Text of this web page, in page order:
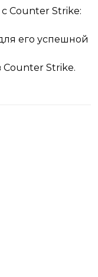
с Counter Strike:
его успешной
Counter Strike.